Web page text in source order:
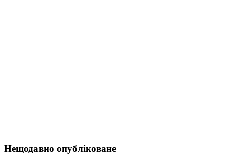
Нещодавно опубліковане